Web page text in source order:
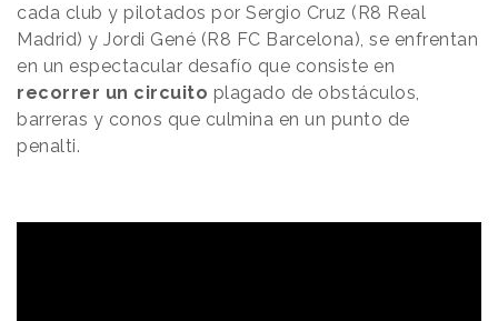
cada club y pilotados por Sergio Cruz (R8 Real
Madrid) y Jordi Gené (R8 FC Barcelona), se enfrentan
en un espectacular desafío que consiste en
recorrer un circuito plagado de obstáculos,
barreras y conos que culmina en un punto de
penalti.